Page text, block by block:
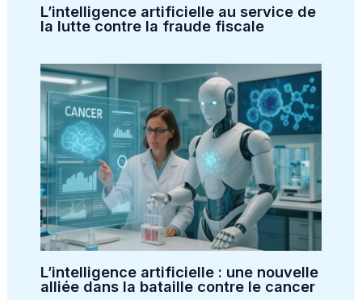
L’intelligence artificielle au service de
la lutte contre la fraude fiscale
L’intelligence artificielle : une nouvelle
alliée dans la bataille contre le cancer